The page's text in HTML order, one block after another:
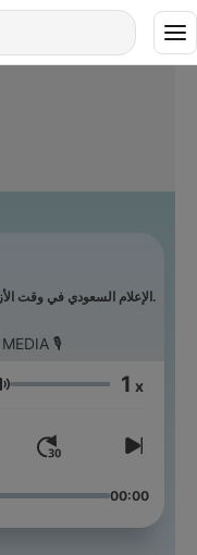
17 - الإعلام السعودي في وقت الأزمه.
🎙
Volume 1 x
00:00